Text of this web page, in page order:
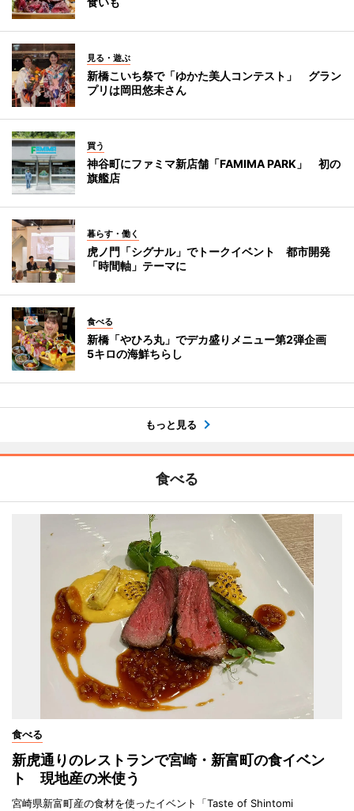
見る・遊ぶ
新橋こいち祭で「ゆかた美人コンテスト」 グラン
プリは岡田悠未さん
買う
神谷町にファミマ新店舗「FAMIMA PARK」 初の
旗艦店
暮らす・働く
虎ノ門「シグナル」でトークイベント 都市開発
「時間軸」テーマに
食べる
新橋「やひろ丸」でデカ盛りメニュー第2弾企画
5キロの海鮮ちらし
もっと見る
食べる
食べる
新虎通りのレストランで宮崎・新富町の食イベン
ト 現地産の米使う
宮崎県新富町産の食材を使ったイベント「Taste of Shintomi